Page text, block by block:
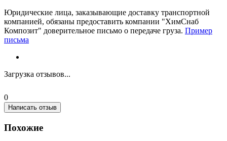
Юридические лица, заказывающие доставку транспортной
компанией, обязаны предоставить компании "ХимСнаб
Композит" доверительное письмо о передаче груза. Пример
письма
Загрузка отзывов...
0
Написать отзыв
Похожие